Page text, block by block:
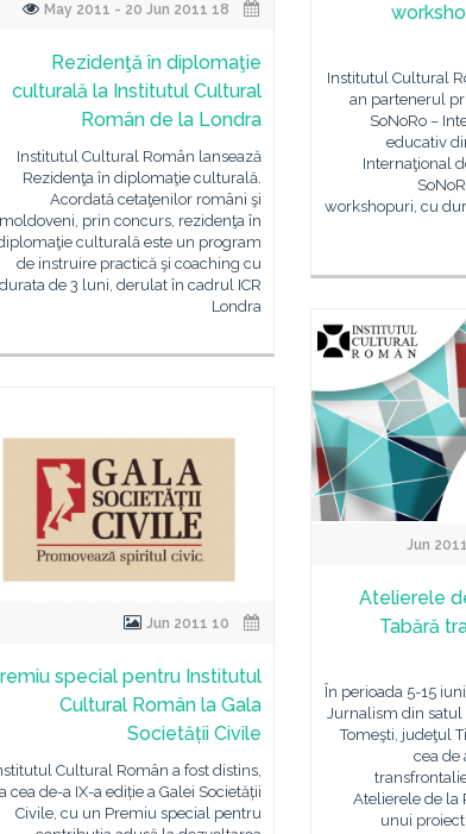
Institutul Cultural
an partenerul
SoNoRo –
educativ
Internaţional
workshopuri, cu
Rezidenţă în diplomaţie
culturală la Institutul Cultural
Român de la Londra
Institutul Cultural Român lansează
Rezidenţa în diplomaţie culturală.
Acordată cetaţenilor români şi
moldoveni, prin concurs, rezidenţa în
culturală este un program
de instruire practică şi coaching cu
durata de 3 luni, derulat în cadrul ICR
Londra
Atelierele
Tabără
În perioada 5-15
Jurnalism din
Tomeşti, judeţul
cea de
Atelierele de la
unui
special pentru Institutul
Cultural Român la Gala
Societății Civile
Cultural Român a fost distins,
cea de-a IX-a ediție a Galei Societății
Civile, cu un Premiu special pentru